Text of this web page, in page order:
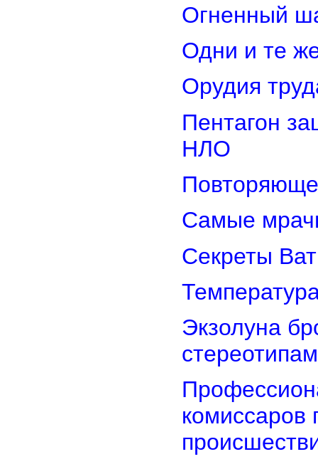
Огненный
Одни и те
Орудия
Пентагон
НЛО
Самые
Секреты
Экзолуна
стереотипам
комиссаров